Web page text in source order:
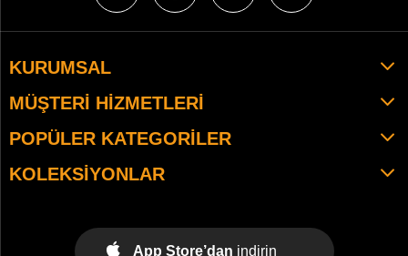
KURUMSAL
MÜŞTERI HIZMETLERI
POPÜLER KATEGORILER
KOLEKSIYONLAR
App Store’dan indirin